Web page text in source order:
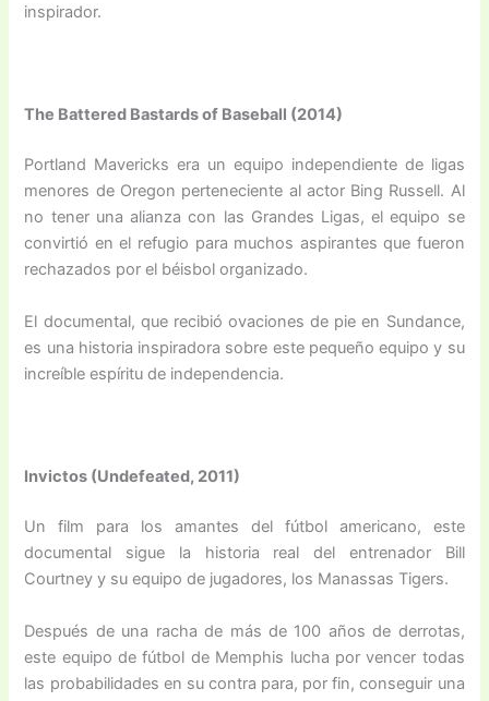
inspirador.
The Battered Bastards of Baseball (2014)
Portland Mavericks era un equipo independiente de ligas
menores de Oregon perteneciente al actor Bing Russell. Al
no tener una alianza con las Grandes Ligas, el equipo se
convirtió en el refugio para muchos aspirantes que fueron
rechazados por el béisbol organizado.
El documental, que recibió ovaciones de pie en Sundance,
es una historia inspiradora sobre este pequeño equipo y su
increíble espíritu de independencia.
Invictos (Undefeated, 2011)
Un film para los amantes del fútbol americano, este
documental sigue la historia real del entrenador Bill
Courtney y su equipo de jugadores, los Manassas Tigers.
Después de una racha de más de 100 años de derrotas,
este equipo de fútbol de Memphis lucha por vencer todas
las probabilidades en su contra para, por fin, conseguir una